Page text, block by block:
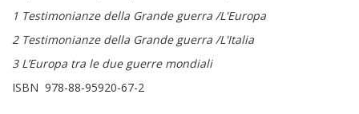
1 Testimonianze della Grande guerra /L'Europa
2 Testimonianze della Grande guerra /L'Italia
3 L’Europa tra le due guerre mondiali
ISBN 978-88-95920-67-2